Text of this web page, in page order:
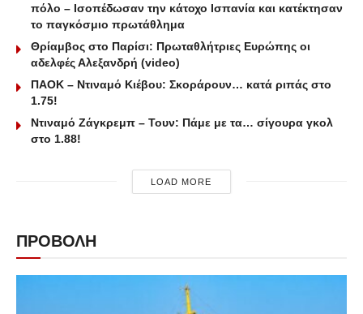
πόλο – Ισοπέδωσαν την κάτοχο Ισπανία και κατέκτησαν
το παγκόσμιο πρωτάθλημα
Θρίαμβος στο Παρίσι: Πρωταθλήτριες Ευρώπης οι
αδελφές Αλεξανδρή (video)
ΠΑΟΚ – Ντιναμό Κιέβου: Σκοράρουν… κατά ριπάς στο
1.75!
Ντιναμό Ζάγκρεμπ – Τουν: Πάμε με τα… σίγουρα γκολ
στο 1.88!
LOAD MORE
ΠΡΟΒΟΛΗ